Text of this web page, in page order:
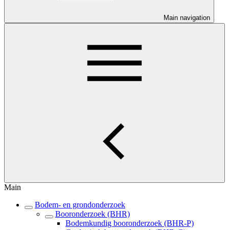
Main navigation
Main
Bodem- en grondonderzoek
Booronderzoek (BHR)
Bodemkundig booronderzoek (BHR-P)